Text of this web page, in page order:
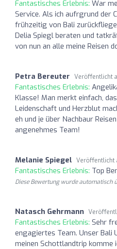
Fantastisches Erlebnis: War
Service. Als ich aufrgrund der
frühzeitig von Bali
Delia Spiegl beraten und
von nun an alle meine Reisen
Petra Bereuter Veröffentlicht
Fantastisches Erlebnis:
Klasse! Man merkt einfach,
Leidenschaft und Herzblut
eh und je über Nachbaur
angenehmes Team!
Melanie Spiegel Veröffentlicht
Fantastisches Erlebnis: Top
Diese Bewertung wurde automatisch
Natasch Gehrmann
Fantastisches Erlebnis: Sehr
engagiertes Team. Unser Bali
meinen Schottlandtrip komme